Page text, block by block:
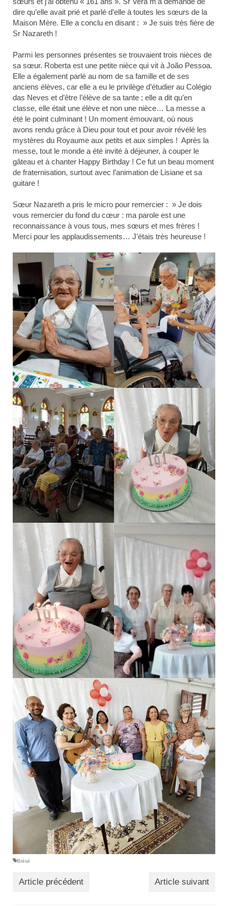
dire qu’elle avait prié et parlé d’elle à toutes les sœurs de la
Maison Mère. Elle a conclu en disant : » Je suis très fière de
Sr Nazareth !
Parmi les personnes présentes se trouvaient trois nièces de
sa sœur. Roberta est une petite nièce qui vit à João Pessoa.
Elle a également parlé au nom de sa famille et de ses
anciens élèves, car elle a eu le privilège d’étudier au Colégio
das Neves et d’être l’élève de sa tante ; elle a dit qu’en
classe, elle était une élève et non une nièce… La messe a
été le point culminant ! Un moment émouvant, où nous
avons rendu grâce à Dieu pour tout et pour avoir révélé les
mystères du Royaume aux petits et aux simples ! Après la
messe, tout le monde a été invité à déjeuner, à couper le
gâteau et à chanter Happy Birthday ! Ce fut un beau moment
de fraternisation, surtout avec l’animation de Lisiane et sa
guitare !
Sœur Nazareth a pris le micro pour remercier : » Je dois
vous remercier du fond du cœur : ma parole est une
reconnaissance à vous tous, mes sœurs et mes frères !
Merci pour les applaudissements… J’étais très heureuse !
Brésil
Article précédent Article suivant